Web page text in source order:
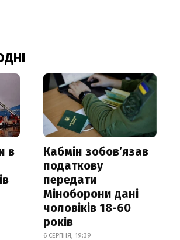
в
Кабмін зобовʼязав
податкову
передати
Міноборони дані
чоловіків 18-60
років
6 СЕРПНЯ, 19:39